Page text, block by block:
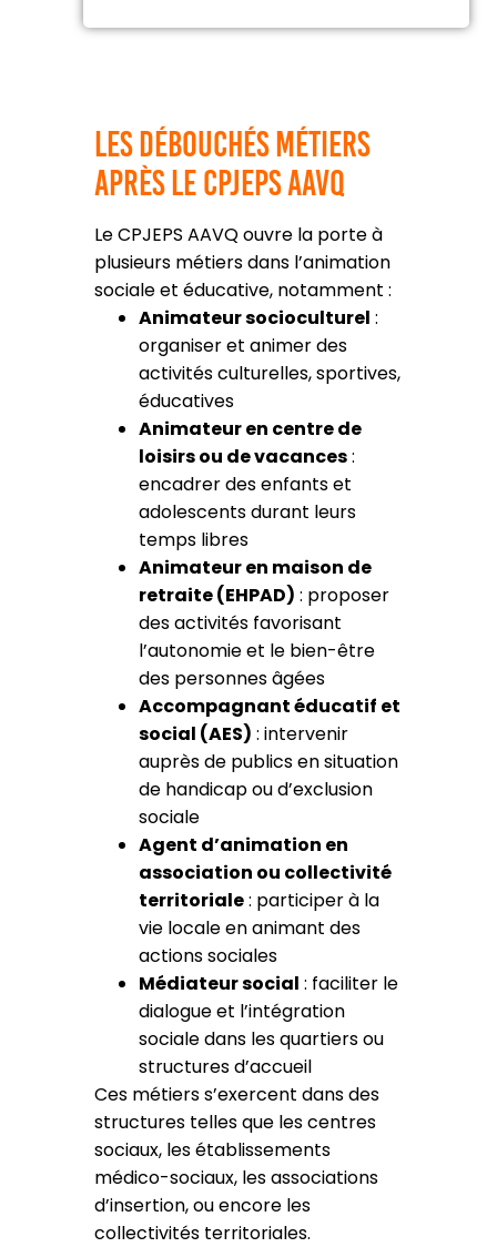
Les débouchés métiers
après le CPJEPS AAVQ
Le CPJEPS AAVQ ouvre la porte à
plusieurs métiers dans l’animation
sociale et éducative, notamment :
Animateur socioculturel :
organiser et animer des
activités culturelles, sportives,
éducatives
Animateur en centre de
loisirs ou de vacances:
encadrer des enfants et
adolescents durant leurs
temps libres
Animateur en maison de
retraite (EHPAD) : proposer
des activités favorisant
l’autonomie et le bien-être
des personnes âgées
Accompagnant éducatif et
social (AES) : intervenir
auprès de publics en situation
de handicap ou d’exclusion
sociale
Agent d’animation en
association ou collectivité
territoriale: participer à la
vie locale en animant des
actions sociales
Médiateur social : faciliter le
dialogue et l’intégration
sociale dans les quartiers ou
structures d’accueil
Ces métiers s’exercent dans des
structures telles que les centres
sociaux, les établissements
médico-sociaux, les associations
d’insertion, ou encore les
collectivités territoriales.